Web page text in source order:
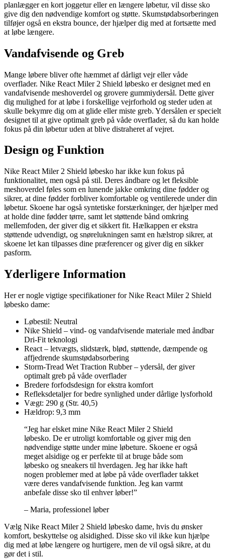
planlægger en kort joggetur eller en længere løbetur, vil disse sko
give dig den nødvendige komfort og støtte. Skumstødabsorberingen
tilføjer også en ekstra bounce, der hjælper dig med at fortsætte med
at løbe længere.
Vandafvisende og Greb
Mange løbere bliver ofte hæmmet af dårligt vejr eller våde
overflader. Nike React Miler 2 Shield løbesko er designet med en
vandafvisende meshoverdel og grovere gummiydersål. Dette giver
dig mulighed for at løbe i forskellige vejrforhold og steder uden at
skulle bekymre dig om at glide eller miste greb. Ydersålen er specielt
designet til at give optimalt greb på våde overflader, så du kan holde
fokus på din løbetur uden at blive distraheret af vejret.
Design og Funktion
Nike React Miler 2 Shield løbesko har ikke kun fokus på
funktionalitet, men også på stil. Deres åndbare og let fleksible
meshoverdel føles som en lunende jakke omkring dine fødder og
sikrer, at dine fødder forbliver komfortable og ventilerede under din
løbetur. Skoene har også syntetiske forstærkninger, der hjælper med
at holde dine fødder tørre, samt let støttende bånd omkring
mellemfoden, der giver dig et sikkert fit. Hælkappen er ekstra
støttende udvendigt, og snørelukningen samt en hælstrop sikrer, at
skoene let kan tilpasses dine præferencer og giver dig en sikker
pasform.
Yderligere Information
Her er nogle vigtige specifikationer for Nike React Miler 2 Shield
løbesko dame:
Løbestil: Neutral
Nike Shield – vind- og vandafvisende materiale med åndbar
Dri-Fit teknologi
React – letvægts, slidstærk, blød, støttende, dæmpende og
affjedrende skumstødabsorbering
Storm-Tread Wet Traction Rubber – ydersål, der giver
optimalt greb på våde overflader
Bredere forfodsdesign for ekstra komfort
Refleksdetaljer for bedre synlighed under dårlige lysforhold
Vægt: 290 g (Str. 40,5)
Hældrop: 9,3 mm
“Jeg har elsket mine Nike React Miler 2 Shield
løbesko. De er utroligt komfortable og giver mig den
nødvendige støtte under mine løbeture. Skoene er også
meget alsidige og er perfekte til at bruge både som
løbesko og sneakers til hverdagen. Jeg har ikke haft
nogen problemer med at løbe på våde overflader takket
være deres vandafvisende funktion. Jeg kan varmt
anbefale disse sko til enhver løber!”
– Maria, professionel løber
Vælg Nike React Miler 2 Shield løbesko dame, hvis du ønsker
komfort, beskyttelse og alsidighed. Disse sko vil ikke kun hjælpe
dig med at løbe længere og hurtigere, men de vil også sikre, at du
gør det i stil.